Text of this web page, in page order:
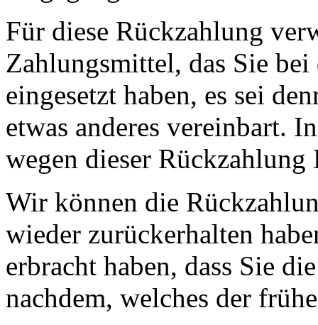
Für diese Rückzahlung
Zahlungsmittel, das Sie
eingesetzt haben, es sei
etwas anderes vereinbart.
wegen dieser Rückzahlung
Wir können die
wieder zurückerhalten
erbracht haben, dass Sie
nachdem, welches der